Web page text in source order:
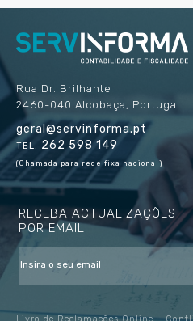
Rua Dr. Brilhante
2460-040 Alcobaça, Portugal
geral@servinforma.pt
TEL. 262 598 149
(Chamada para rede fixa nacional)
RECEBA ACTUALIZAÇÕES
POR EMAIL